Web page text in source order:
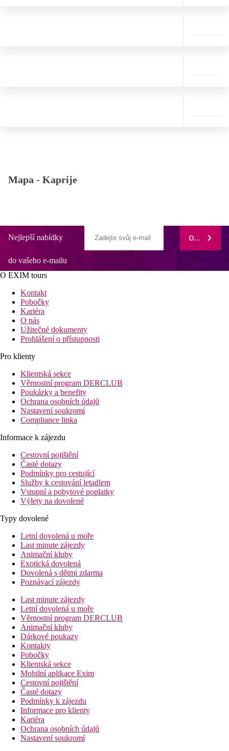
Mapa - Kaprije
Nejlepší nabídky
do vašeho e-mailu
ODEBÍRAT
O EXIM tours
Kontakt
Pobočky
Kariéra
O nás
Užitečné dokumenty
Prohlášení o přístupnosti
Pro klienty
Klientská sekce
Věrnostní program DERCLUB
Poukázky a benefity
Ochrana osobních údajů
Nastavení soukromí
Compliance linka
Informace k zájezdu
Cestovní pojištění
Časté dotazy
Podmínky pro cestující
Služby k cestování letadlem
Vstupní a pobytové poplatky
Výlety na dovolené
Typy dovolené
Letní dovolená u moře
Last minute zájezdy
Animační kluby
Exotická dovolená
Dovolená s dětmi zdarma
Poznávací zájezdy
Last minute zájezdy
Letní dovolená u moře
Věrnostní program DERCLUB
Animační kluby
Dárkové poukazy
Kontakty
Pobočky
Klientská sekce
Mobilní aplikace Exim
Cestovní pojištění
Časté dotazy
Podmínky k zájezdu
Informace pro klienty
Kariéra
Ochrana osobních údajů
Nastavení soukromí